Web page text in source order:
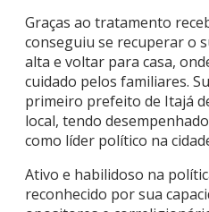
Graças ao tratamento
conseguiu se recuperar o
alta e voltar para casa,
cuidado pelos familiares.
primeiro prefeito de Itajá
local, tendo
como líder político na
Ativo e habilidoso na
reconhecido por sua